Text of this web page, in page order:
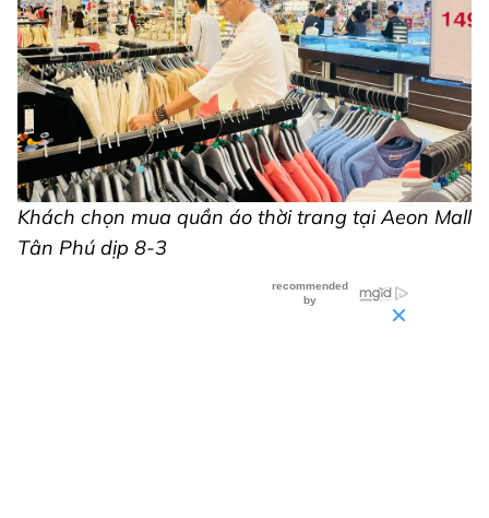
Khách chọn mua quần áo thời trang tại Aeon Mall
Tân Phú dịp 8-3